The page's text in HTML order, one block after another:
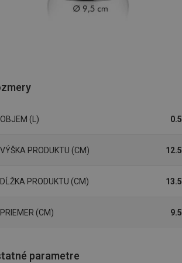
OBJEM (L) 0.5
VÝŠKA PRODUKTU (CM) 12.5
DĹŽKA PRODUKTU (CM) 13.5
PRIEMER (CM) 9.5
parametre